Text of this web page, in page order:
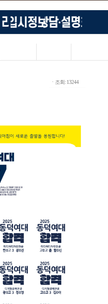
ㆍ조회: 13244